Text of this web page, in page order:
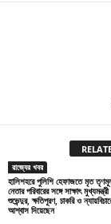
রাজ্যের খবর
হালিশহরে পুলিশি হেফাজতে মৃত
নেতার পরিবারের সঙ্গে সাক্ষাৎ মুখ্যমন্ত্রী
শুভেন্দুর, ক্ষতিপূরণ, চাকরি ও
আশ্বাস দিয়েছেন